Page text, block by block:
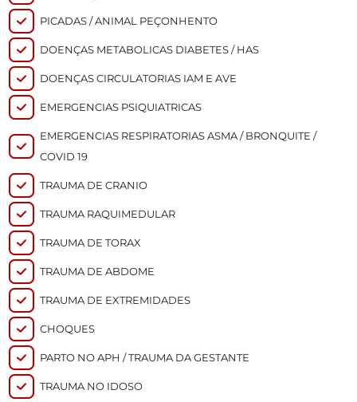
PICADAS / ANIMAL PEÇONHENTO
DOENÇAS METABOLICAS DIABETES / HAS
DOENÇAS CIRCULATORIAS IAM E AVE
EMERGENCIAS PSIQUIATRICAS
EMERGENCIAS RESPIRATORIAS ASMA / BRONQUITE /
COVID 19
TRAUMA DE CRANIO
TRAUMA RAQUIMEDULAR
TRAUMA DE TORAX
TRAUMA DE ABDOME
TRAUMA DE EXTREMIDADES
CHOQUES
PARTO NO APH / TRAUMA DA GESTANTE
TRAUMA NO IDOSO